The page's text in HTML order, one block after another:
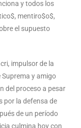
y todos los
mentiro$o$,
el supuesto
impulsor de la
Suprema y amigo
del proceso a pesar
por la defensa de
de un período
culmina hoy con